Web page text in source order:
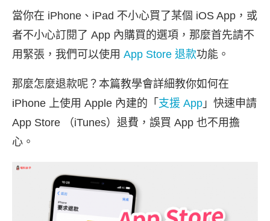
當你在 iPhone、iPad 不小心買了某個 iOS App，或
者不小心訂閱了 App 內購買的選項，那麼首先請不
用緊張，我們可以使用 App Store 退款功能。
那麼怎麼退款呢？本篇教學會詳細教你如何在
iPhone 上使用 Apple 內建的「 支援 App 」快速申請
App Store （iTunes）退費，誤買 App 也不用擔
心。